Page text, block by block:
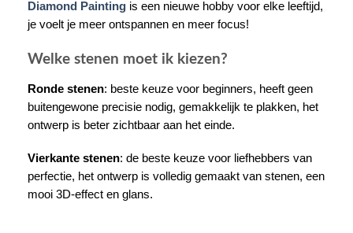
Diamond Painting is een nieuwe hobby voor elke leeftijd,
je voelt je meer ontspannen en meer focus!
Welke stenen moet ik kiezen?
Ronde stenen: beste keuze voor beginners, heeft geen
buitengewone precisie nodig, gemakkelijk te plakken, het
ontwerp is beter zichtbaar aan het einde.
Vierkante stenen: de beste keuze voor liefhebbers van
perfectie, het ontwerp is volledig gemaakt van stenen, een
mooi 3D-effect en glans.